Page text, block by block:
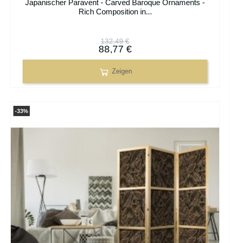
Japanischer Paravent - Carved Baroque Ornaments -
Rich Composition in...
132,49 €
88,77 €
Zeigen
-33%